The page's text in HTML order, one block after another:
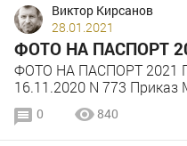
Виктор Кирсанов
28.01.2021
ФОТО НА ПАСПОРТ
ФОТО НА ПАСПОРТ 2021
16.11.2020 N 773
0 840